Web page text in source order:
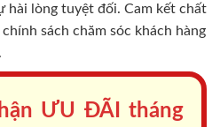
hài lòng tuyệt đối. Cam kết chất
sách chăm sóc khách hàng
ƯU ĐÃI tháng